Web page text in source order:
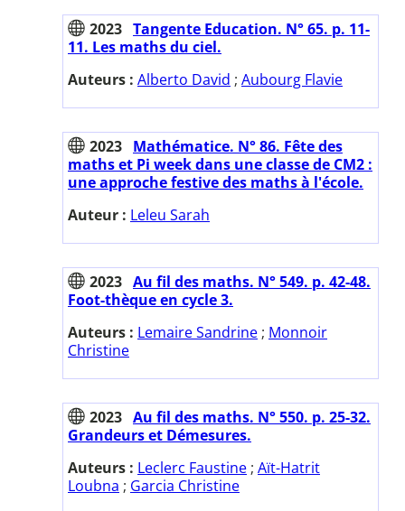
2023 Tangente Education. N° 65. p. 11-
11. Les maths du ciel.
Auteurs : Alberto David ; Aubourg Flavie
2023 Mathématice. N° 86. Fête des
maths et Pi week dans une classe de CM2 :
une approche festive des maths à l'école.
Auteur : Leleu Sarah
2023 Au fil des maths. N° 549. p. 42-48.
Foot-thèque en cycle 3.
Auteurs : Lemaire Sandrine ; Monnoir
Christine
2023 Au fil des maths. N° 550. p. 25-32.
Grandeurs et Démesures.
Auteurs : Leclerc Faustine ; Aït-Hatrit
Loubna ; Garcia Christine